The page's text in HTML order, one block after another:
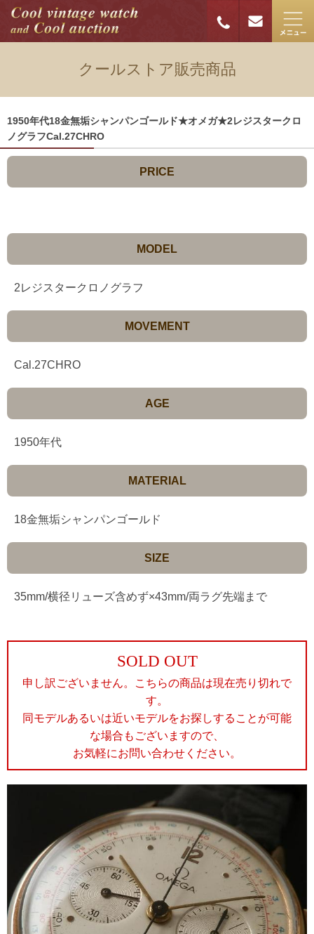
クールストア販売商品
1950年代18金無垢シャンパンゴールド★オメガ★2レジスタークロ
ノグラフCal.27CHRO
PRICE
MODEL
2レジスタークロノグラフ
MOVEMENT
Cal.27CHRO
AGE
1950年代
MATERIAL
18金無垢シャンパンゴールド
SIZE
35mm/横径リューズ含めず×43mm/両ラグ先端まで
SOLD OUT
申し訳ございません。こちらの商品は現在売り切れで
す。
同モデルあるいは近いモデルをお探しすることが可能
な場合もございますので、
お気軽にお問い合わせください。